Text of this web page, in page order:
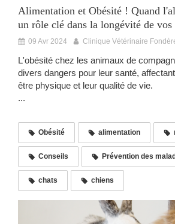
Alimentation et Obésité ! Quand
un rôle clé dans la longévité de vos
09 Avr 2024 Clinique Vétérinaire
L'obésité chez les animaux de
divers dangers pour leur santé,
être physique et leur qualité de vie.
...
Obésité alimentation
Conseils Prévention des
chats chiens